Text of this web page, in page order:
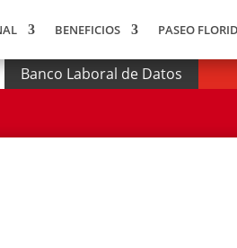
BENEFICIOS PASEO
Banco Laboral de Datos